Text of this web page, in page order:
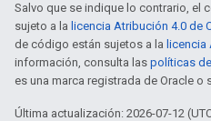
Salvo que se indique lo contrario, el
sujeto a la licencia Atribución 4.0 de
de código están sujetos a la licencia
información, consulta las políticas
es una marca registrada de Oracle o
Última actualización: 2026-07-12